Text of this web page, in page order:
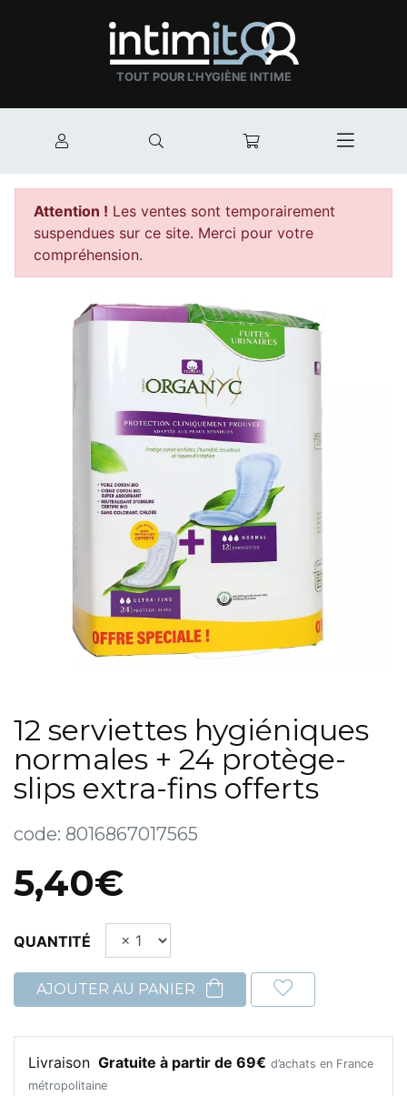
TOUT POUR L'HYGIÈNE INTIME
Mon compte Mon panier
Attention ! Les ventes sont temporairement
suspendues sur ce site. Merci pour votre
compréhension.
12 serviettes hygiéniques
normales + 24 protège-
slips extra-fins offerts
code: 8016867017565
5,40€
QUANTITÉ
AJOUTER AU PANIER
Livraison Gratuite à partir de 69€ d’achats en France
métropolitaine